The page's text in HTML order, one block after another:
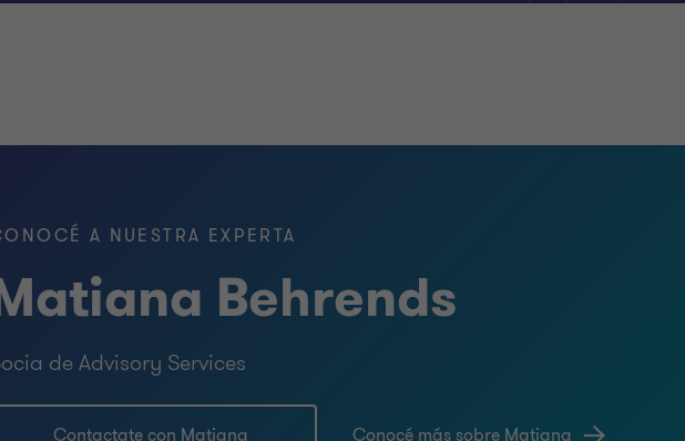
A NUESTRA EXPERTA
Behrends
de Advisory Services
Contactate con Matiana Conocé más sobre Matiana